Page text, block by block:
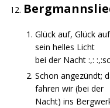
Glück auf, Glück
sein helles Licht
bei der Nacht :,:
Schon angezündt;
fahren wir (bei der
Nacht) ins